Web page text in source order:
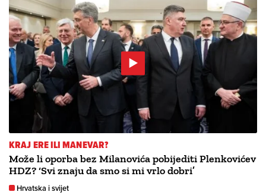
KRAJ ERE ILI MANEVAR?
Može li oporba bez Milanovića pobijediti Plenkovićev
HDZ? ‘Svi znaju da smo si mi vrlo dobri’
Hrvatska i svijet